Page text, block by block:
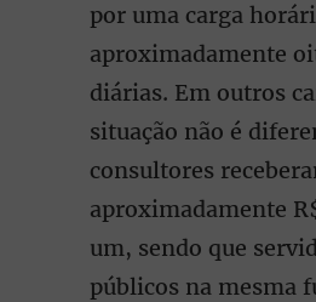
por uma carga
aproximadamente
diárias. Em outros
situação não é
consultores
aproximadamente
um, sendo que
públicos na mesma